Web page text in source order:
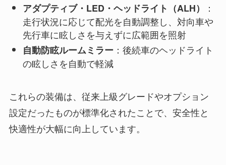
アダプティブ・LED・ヘッドライト（ALH）
：
走行状況に応じて配光を自動調整し、対向車や
先行車に眩しさを与えずに広範囲を照射
自動防眩ルームミラー ：後続車のヘッドライト
の眩しさを自動で軽減
これらの装備は、従来上級グレードやオプション
設定だったものが標準化されたことで、安全性と
快適性が大幅に向上しています。